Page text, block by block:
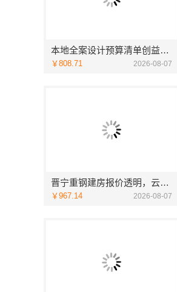
本地全案设计预算清单创益讯建筑-湖南创益讯建筑有限公司
￥808.71 2026-08-07
晋宁重钢建房报价透明，云南晟构建筑建材有限公司守护您的家
￥967.14 2026-08-07